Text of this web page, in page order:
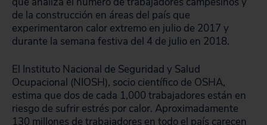
de la construcción en áreas del país que
experimentaron calor extremo en julio de 2017 y
durante la semana festiva del 4 de julio en 2018.
El Instituto Nacional de Seguridad y Salud
Ocupacional (NIOSH), socio científico de OSHA,
estima que dos de cada 1,000 trabajadores están en
riesgo de sufrir estrés por calor. Aproximadamente
130 millones de trabajadores en todo el país carecen